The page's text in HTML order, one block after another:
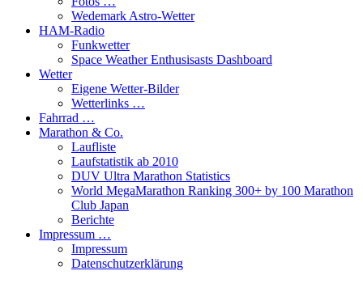
Wedemark Astro-Wetter
HAM-Radio
Funkwetter
Space Weather Enthusisasts Dashboard
Wetter
Eigene Wetter-Bilder
Wetterlinks …
Fahrrad …
Marathon & Co.
Laufliste
Laufstatistik ab 2010
DUV Ultra Marathon Statistics
World MegaMarathon Ranking 300+ by 100 Marathon
Club Japan
Berichte
Impressum …
Impressum
Datenschutzerklärung